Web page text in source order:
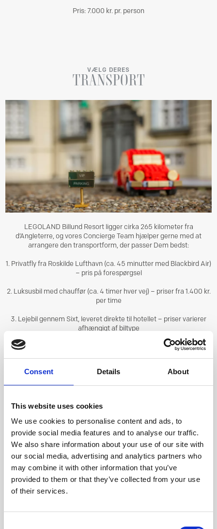
Consent Details About
This website uses cookies
We use cookies to personalise content and ads, to
provide social media features and to analyse our traffic.
We also share information about your use of our site with
our social media, advertising and analytics partners who
may combine it with other information that you’ve
provided to them or that they’ve collected from your use
of their services.
Pris: 7.000 kr. pr. person
VÆLG DERES
TRANSPORT
LEGOLAND Billund Resort ligger cirka 265 kilometer fra
d’Angleterre, og vores Concierge Team hjælper gerne med at
arrangere den transportform, der passer Dem bedst:
1. Privatfly fra Roskilde Lufthavn (ca. 45 minutter med Blackbird Air)
– pris på forespørgsel
2. Luksusbil med chauffør (ca. 4 timer hver vej) – priser fra 1.400 kr.
per time
3. Lejebil gennem Sixt, leveret direkte til hotellet – priser varierer
afhængigt af biltype
CONCIERGE KOORDINERER:
OPLEVELSE